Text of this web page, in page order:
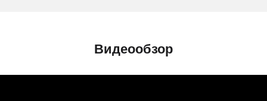
Видеообзор